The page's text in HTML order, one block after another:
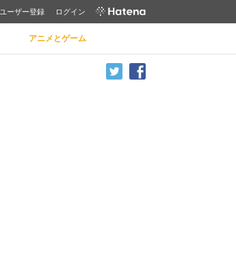
ユーザー登録 ログイン
アニメとゲーム